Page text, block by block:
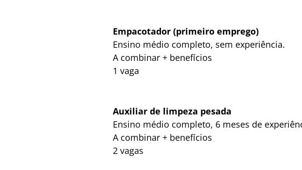
Empacotador (primeiro emprego)
Ensino médio completo, sem experiência.
A combinar + benefícios
1 vaga
Auxiliar de limpeza pesada
Ensino médio completo, 6 meses de
A combinar + benefícios
2 vagas